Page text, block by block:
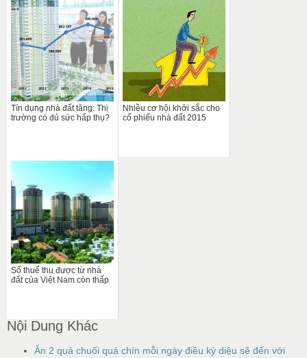
Tín dụng nhà đất tăng: Thị
trường có đủ sức hấp thụ?
Nhiều cơ hội khởi sắc cho
cổ phiếu nhà đất 2015
Số thuế thu được từ nhà
đất của Việt Nam còn thấp
Nội Dung Khác
Ăn 2 quả chuối quá chín mỗi ngày điều kỳ diệu sẽ đến với